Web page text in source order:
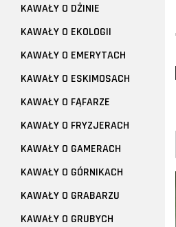
KAWAŁY O DŻINIE
KAWAŁY O EKOLOGII
KAWAŁY O EMERYTACH
KAWAŁY O ESKIMOSACH
KAWAŁY O FĄFARZE
KAWAŁY O FRYZJERACH
KAWAŁY O GAMERACH
KAWAŁY O GÓRNIKACH
KAWAŁY O GRABARZU
KAWAŁY O GRUBYCH